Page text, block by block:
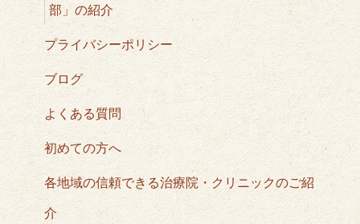
部」の紹介
プライバシーポリシー
ブログ
よくある質問
初めての方へ
各地域の信頼できる治療院・クリニックのご紹
介